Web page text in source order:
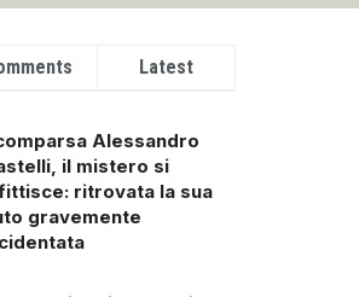
Latest
Alessandro
il mistero si
ritrovata la sua
gravemente